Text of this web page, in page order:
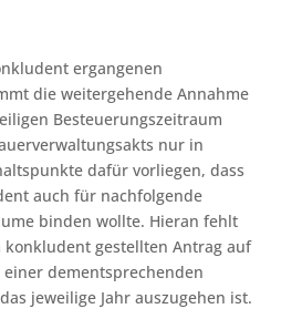
ergangenen
die weitergehende Annahme
Besteuerungszeitraum
nur in
dafür vorliegen, dass
auch für nachfolgende
binden wollte. Hieran fehlt
konkludent gestellten Antrag auf
dementsprechenden
jeweilige Jahr auszugehen ist.